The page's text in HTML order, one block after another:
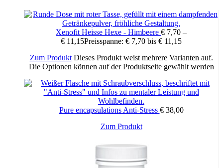
Zusammensetzung pro Tagesdosis (1 Kapsel)
38 mg
Xenofit Heisse Hexe - Himbeere € 7,70 –
€ 11,15Preisspanne: € 7,70 bis € 11,15
Zum Produkt Dieses Produkt weist mehrere Varianten auf.
Die Optionen können auf der Produktseite gewählt werden
Pure encapsulations Anti-Stress €38,00
Zum Produkt